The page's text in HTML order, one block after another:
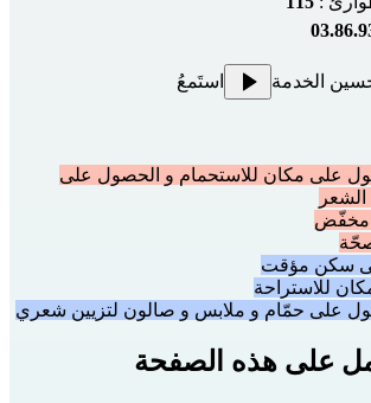
الخدمة استَمعُ
على مكان للاستحمام و الحصول على
مخفّض
سكن مؤقت
للاستراحة
على حمّام و ملابس و صالون لتزيين شعري